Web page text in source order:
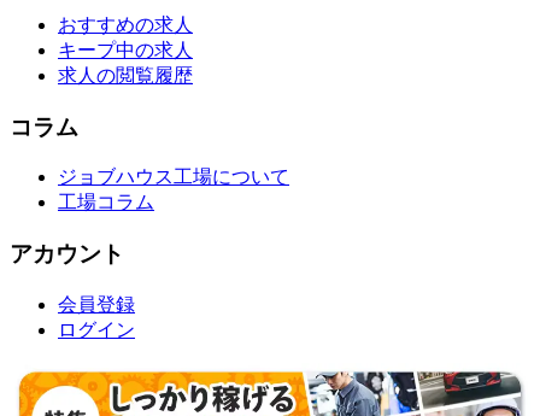
おすすめの求人
キープ中の求人
求人の閲覧履歴
コラム
ジョブハウス工場について
工場コラム
アカウント
会員登録
ログイン